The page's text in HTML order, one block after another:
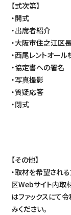
【式次第】
・開式
・出席者紹介
・大阪市住之江区
・西尾レントオー
・協定書への署名
・写真撮影
・質疑応答
・閉式
【その他】
・取材を希望され
区Webサイト内取
はファックスにて
みください。